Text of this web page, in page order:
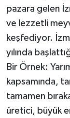
pazara gelen
ve lezzetli
keşfediyor.
yılında
Bir Örnek:
kapsamında,
tamamen
üretici, büyük